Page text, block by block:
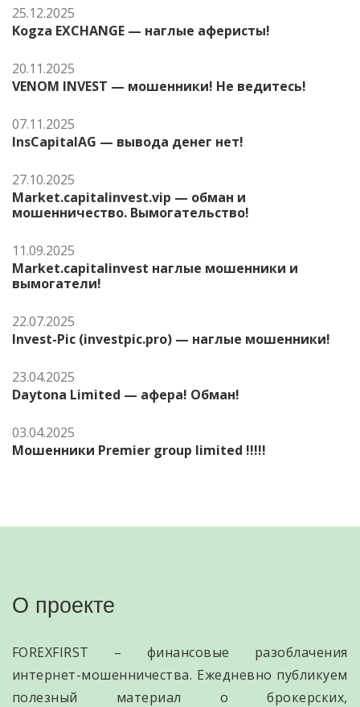
25.12.2025
Kogza EXCHANGE — наглые аферисты!
20.11.2025
VENOM INVEST — мошенники! Не ведитесь!
07.11.2025
InsCapitalAG — вывода денег нет!
27.10.2025
Market.capitalinvest.vip — обман и
мошенничество. Вымогательство!
11.09.2025
Market.capitalinvest наглые мошенники и
вымогатели!
22.07.2025
Invest-Pic (investpic.pro) — наглые мошенники!
23.04.2025
Daytona Limited — афера! Обман!
03.04.2025
Мошенники Premier group limited !!!!!
О проекте
FOREXFIRST – финансовые разоблачения
интернет-мошенничества. Ежедневно публикуем
полезный материал о брокерских,